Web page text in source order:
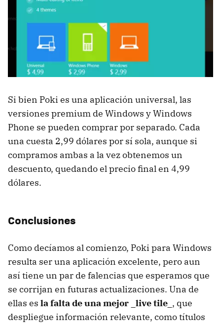
Si bien Poki es una aplicación universal, las
versiones premium de Windows y Windows
Phone se pueden comprar por separado. Cada
una cuesta 2,99 dólares por sí sola, aunque si
compramos ambas a la vez obtenemos un
descuento, quedando el precio final en 4,99
dólares.
Conclusiones
Como decíamos al comienzo, Poki para Windows
resulta ser una aplicación excelente, pero aun
así tiene un par de falencias que esperamos que
se corrijan en futuras actualizaciones. Una de
ellas es la falta de una mejor _live tile_ , que
despliegue información relevante, como títulos